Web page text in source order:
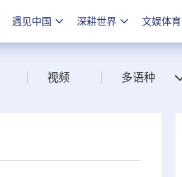
遇见中国 深耕世界 文娱体育
视频 多语种